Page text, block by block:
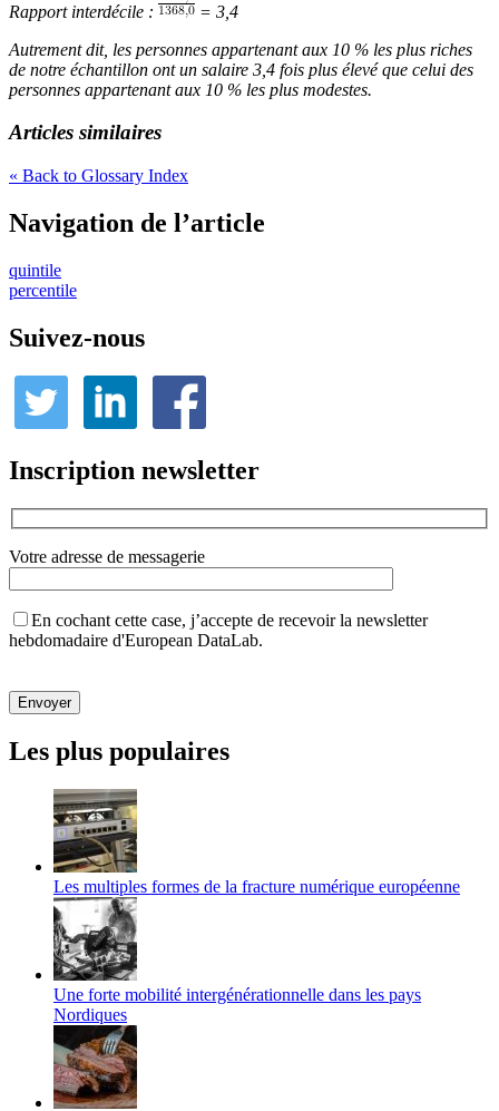
Rapport interdécile :
= 3,4
Autrement dit, les personnes appartenant aux 10 % les plus riches
de notre échantillon ont un salaire 3,4 fois plus élevé que celui des
personnes appartenant aux 10 % les plus modestes.
Articles similaires
« Back to Glossary Index
Navigation de l’article
quintile
percentile
Suivez-nous
Inscription newsletter
Votre adresse de messagerie
En cochant cette case, j’accepte de recevoir la newsletter
hebdomadaire d'European DataLab.
laisser
ce
champ
vide.
Les plus populaires
Les multiples formes de la fracture numérique européenne
Une forte mobilité intergénérationnelle dans les pays
Nordiques